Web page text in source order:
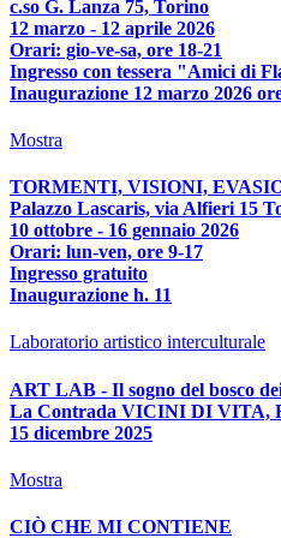
c.so G. Lanza 75, Torino
12 marzo - 12 aprile 2026
Orari: gio-ve-sa, ore 18-21
Ingresso con tessera "Amici di
Inaugurazione 12 marzo 2026
Mostra
TORMENTI, VISIONI,
Palazzo Lascaris, via Alfieri 15
10 ottobre - 16 gennaio 2026
Orari: lun-ven, ore 9-17
Ingresso gratuito
Inaugurazione h. 11
Laboratorio artistico interculturale
ART LAB - Il sogno del bosco
La Contrada VICINI DI VITA,
15 dicembre 2025
Mostra
CIÒ CHE MI CONTIENE